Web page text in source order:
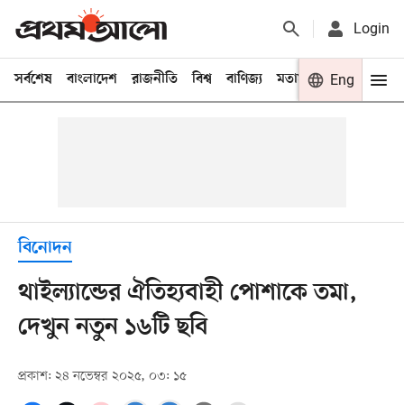
Login
সর্বশেষ বাংলাদেশ রাজনীতি বিশ্ব বাণিজ্য মতামত খেলা
Eng
বিনোদন
থাইল্যান্ডের ঐতিহ্যবাহী পোশাকে তমা,
দেখুন নতুন ১৬টি ছবি
প্রকাশ: ২৪ নভেম্বর ২০২৫, ০৩: ১৫